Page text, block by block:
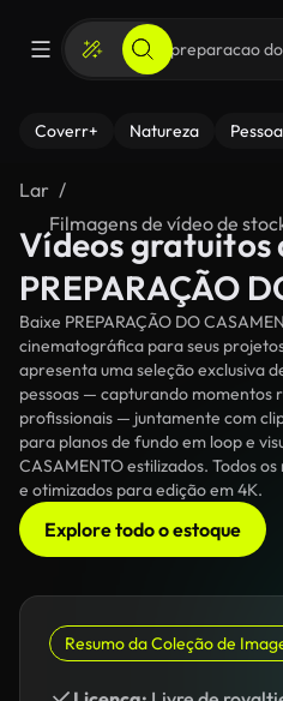
Coverr+ Natureza
Lar
Filmagens de vídeo de
Vídeos gratuitos
PREPARAÇÃO
Baixe PREPARAÇÃO DO
cinematográfica para seus
apresenta uma seleção exclusiva
pessoas — capturando momentos
profissionais — juntamente com
para planos de fundo em loop e
CASAMENTO estilizados. Todos
e otimizados para edição em 4K.
Explore todo o estoque
Resumo da Coleção de